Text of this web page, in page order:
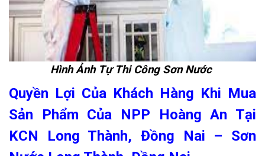
Hình Ảnh Tự Thi Công Sơn Nước
Quyền Lợi Của Khách Hàng Khi Mua
Sản Phẩm Của NPP Hoàng An Tại
KCN Long Thành, Đồng Nai – Sơn